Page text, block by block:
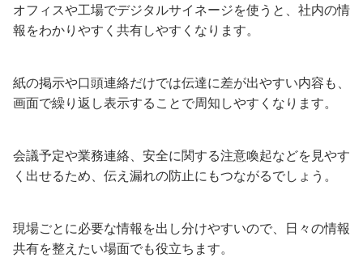
オフィスや工場でデジタルサイネージを使うと、社内の情
報をわかりやすく共有しやすくなります。
紙の掲示や口頭連絡だけでは伝達に差が出やすい内容も、
画面で繰り返し表示することで周知しやすくなります。
会議予定や業務連絡、安全に関する注意喚起などを見やす
く出せるため、伝え漏れの防止にもつながるでしょう。
現場ごとに必要な情報を出し分けやすいので、日々の情報
共有を整えたい場面でも役立ちます。